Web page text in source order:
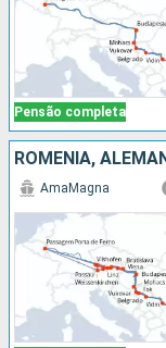
Pensão completa
AmaMagna